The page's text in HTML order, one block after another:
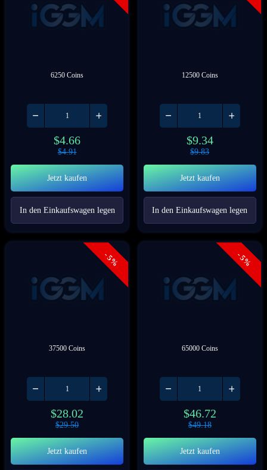
6250 Coins
$4.66
$4.91
Jetzt kaufen
In den Einkaufswagen legen
12500 Coins
$9.34
$9.83
Jetzt kaufen
In den Einkaufswagen legen
- 5%
37500 Coins
$28.02
$29.50
Jetzt kaufen
- 5%
65000 Coins
$46.72
$49.18
Jetzt kaufen